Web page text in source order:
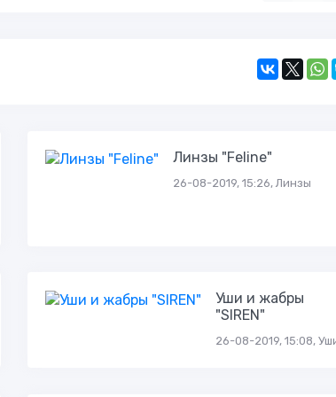
Линзы "Feline"
26-08-2019, 15:26, Линзы
Уши и жабры
"SIREN"
26-08-2019, 15:08,